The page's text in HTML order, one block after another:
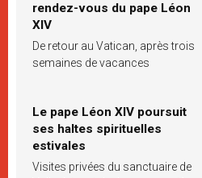
rendez-vous du pape Léon
XIV
De retour au Vatican, après trois
semaines de vacances
Le pape Léon XIV poursuit
ses haltes spirituelles
estivales
Visites privées du sanctuaire de